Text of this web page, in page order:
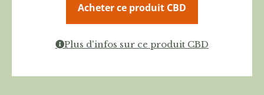
Acheter ce produit CBD
Plus d'infos sur ce produit CBD